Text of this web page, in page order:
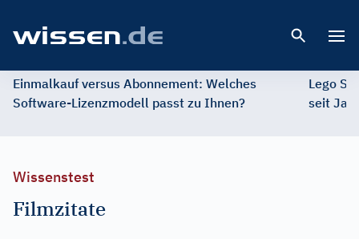
Einmalkauf versus Abonnement: Welches
Software-Lizenzmodell passt zu Ihnen?
Lego
seit
Wissenstest
Filmzitate